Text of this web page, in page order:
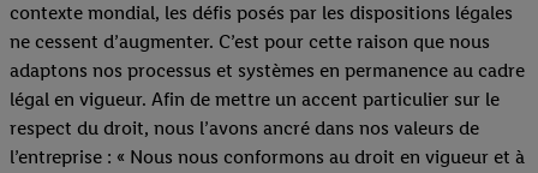
contexte mondial, les défis posés par les dispositions légales
ne cessent d’augmenter. C’est pour cette raison que nous
adaptons nos processus et systèmes en permanence au cadre
légal en vigueur. Afin de mettre un accent particulier sur le
respect du droit, nous l’avons ancré dans nos valeurs de
l’entreprise : « Nous nous conformons au droit en vigueur et à